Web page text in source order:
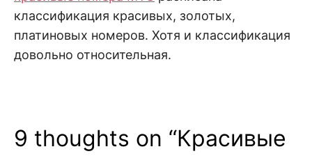
классификация красивых, золотых,
платиновых номеров. Хотя и классификация
довольно относительная.
9 thoughts on “Красивые